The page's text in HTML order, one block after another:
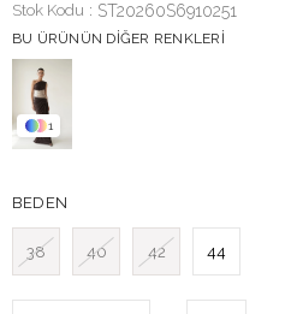
Stok Kodu ST20260S6910251
BU ÜRÜNÜN DIĞER RENKLERI
1
BEDEN
38 40 42 44